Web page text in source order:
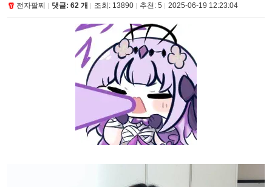
전자팔찌 댓글: 62 개 조회: 13890 추천: 5 2025-06-19 12:23:04